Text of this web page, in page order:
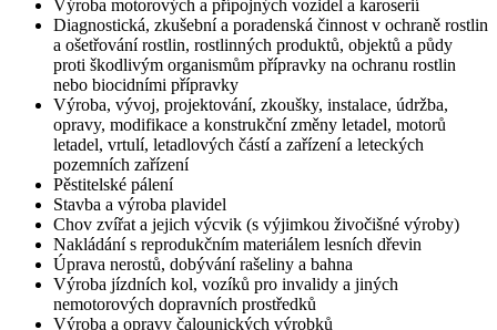
Výroba motorových a přípojných vozidel a karoserií
Diagnostická, zkušební a poradenská činnost v ochraně rostlin
a ošetřování rostlin, rostlinných produktů, objektů a půdy
proti škodlivým organismům přípravky na ochranu rostlin
nebo biocidními přípravky
Výroba, vývoj, projektování, zkoušky, instalace, údržba,
opravy, modifikace a konstrukční změny letadel, motorů
letadel, vrtulí, letadlových částí a zařízení a leteckých
pozemních zařízení
Pěstitelské pálení
Stavba a výroba plavidel
Chov zvířat a jejich výcvik (s výjimkou živočišné výroby)
Nakládání s reprodukčním materiálem lesních dřevin
Úprava nerostů, dobývání rašeliny a bahna
Výroba jízdních kol, vozíků pro invalidy a jiných
nemotorových dopravních prostředků
Výroba a opravy čalounických výrobků